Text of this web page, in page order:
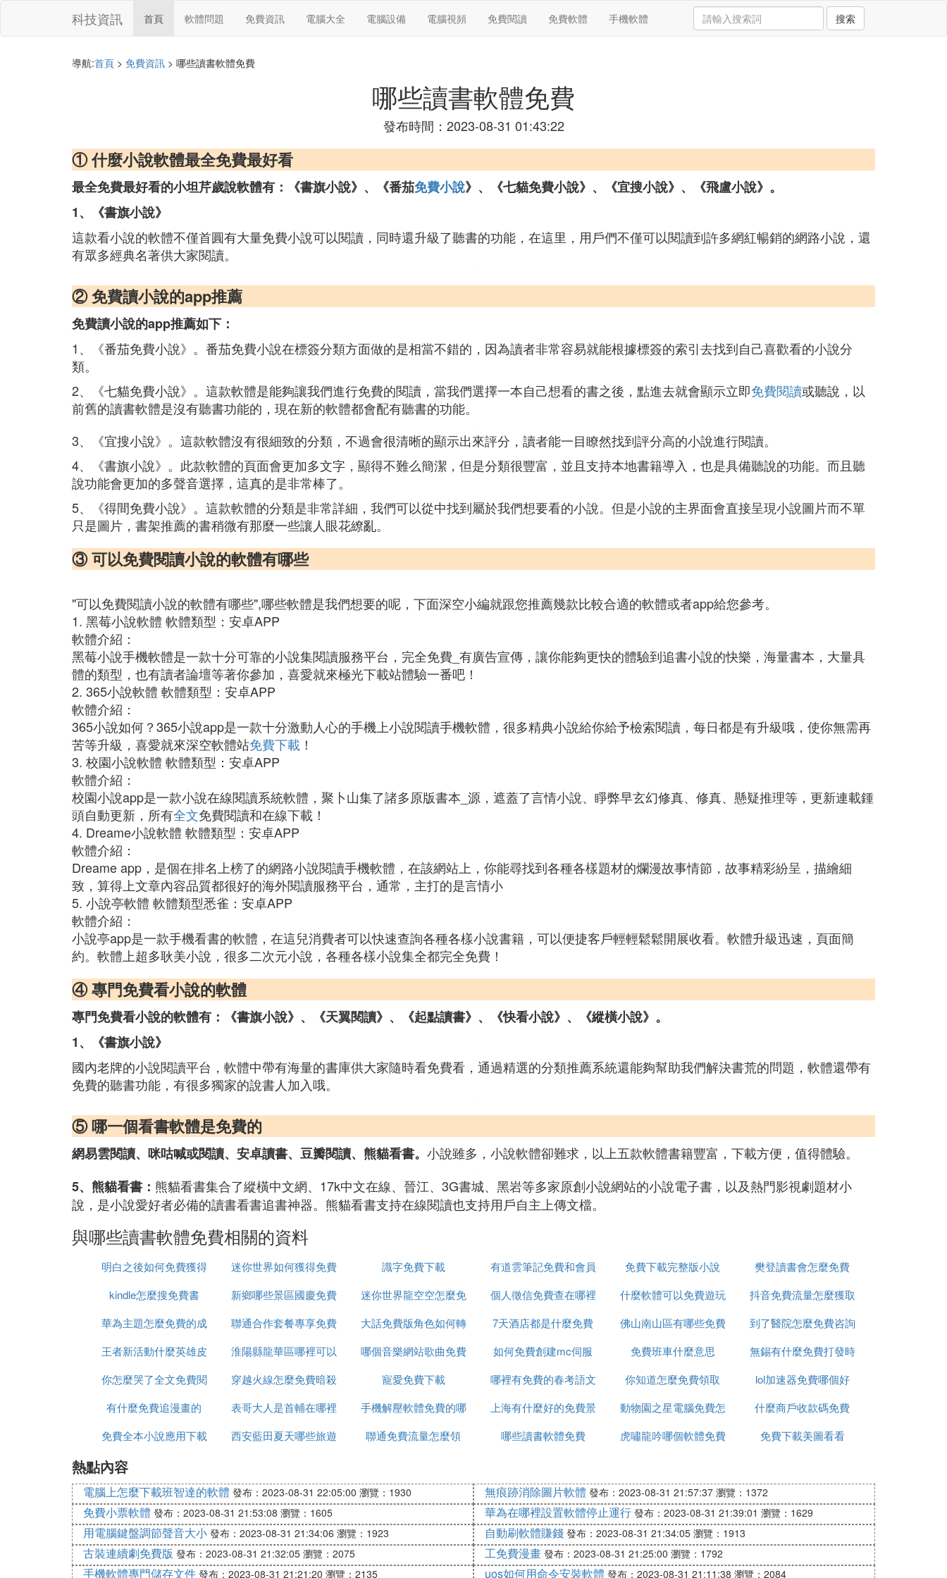
科技資訊 首頁 軟體問題 免費資訊 電腦大全 電腦設備 電腦視頻 免費閱讀 免費軟體 手機軟體 搜索
導航:首頁 > 免費資訊 > 哪些讀書軟體免費
哪些讀書軟體免費
發布時間：2023-08-31 01:43:22
① 什麼小說軟體最全免費最好看
最全免費最好看的小坦芹歲說軟體有：《書旗小說》、《番茄免費小說》、《七貓免費小說》、《宜搜小說》、《飛盧小說》。
1、《書旗小說》
這款看小說的軟體不僅首圓有大量免費小說可以閱讀，同時還升級了聽書的功能，在這里，用戶們不僅可以閱讀到許多網紅暢銷的網路小說，還
有眾多經典名著供大家閱讀。
② 免費讀小說的app推薦
免費讀小說的app推薦如下：
1、《番茄免費小說》。番茄免費小說在標簽分類方面做的是相當不錯的，因為讀者非常容易就能根據標簽的索引去找到自己喜歡看的小說分
類。
2、《七貓免費小說》。這款軟體是能夠讓我們進行免費的閱讀，當我們選擇一本自己想看的書之後，點進去就會顯示立即免費閱讀或聽說，以
前舊的讀書軟體是沒有聽書功能的，現在新的軟體都會配有聽書的功能。
3、《宜搜小說》。這款軟體沒有很細致的分類，不過會很清晰的顯示出來評分，讀者能一目瞭然找到評分高的小說進行閱讀。
4、《書旗小說》。此款軟體的頁面會更加多文字，顯得不難么簡潔，但是分類很豐富，並且支持本地書籍導入，也是具備聽說的功能。而且聽
說功能會更加的多聲音選擇，這真的是非常棒了。
5、《得間免費小說》。這款軟體的分類是非常詳細，我們可以從中找到屬於我們想要看的小說。但是小說的主界面會直接呈現小說圖片而不單
只是圖片，書架推薦的書稍微有那麼一些讓人眼花繚亂。
③ 可以免費閱讀小說的軟體有哪些
"可以免費閱讀小說的軟體有哪些",哪些軟體是我們想要的呢，下面深空小編就跟您推薦幾款比較合適的軟體或者app給您參考。
1. 黑莓小說軟體 軟體類型：安卓APP
軟體介紹：
黑莓小說手機軟體是一款十分可靠的小說集閱讀服務平台，完全免費_有廣告宣傳，讓你能夠更快的體驗到追書小說的快樂，海量書本，大量具
體的類型，也有讀者論壇等著你參加，喜愛就來極光下載站體驗一番吧！
2. 365小說軟體 軟體類型：安卓APP
軟體介紹：
365小說如何？365小說app是一款十分激動人心的手機上小說閱讀手機軟體，很多精典小說給你給予檢索閱讀，每日都是有升級哦，使你無需再
苦等升級，喜愛就來深空軟體站免費下載 ！
3. 校園小說軟體 軟體類型：安卓APP
軟體介紹：
校園小說app是一款小說在線閱讀系統軟體，聚卜山集了諸多原版書本_源，遮蓋了言情小說、睜弊早玄幻修真、修真、懸疑推理等，更新連載鍾
頭自動更新，所有全文免費閱讀和在線下載！
4. Dreame小說軟體 軟體類型：安卓APP
軟體介紹：
Dreame app，是個在排名上榜了的網路小說閱讀手機軟體，在該網站上，你能尋找到各種各樣題材的爛漫故事情節，故事精彩紛呈，描繪細
致，算得上文章內容品質都很好的海外閱讀服務平台，通常，主打的是言情小
5. 小說亭軟體 軟體類型悉雀：安卓APP
軟體介紹：
小說亭app是一款手機看書的軟體，在這兒消費者可以快速查詢各種各樣小說書籍，可以便捷客戶輕輕鬆鬆開展收看。軟體升級迅速，頁面簡
約。軟體上超多耿美小說，很多二次元小說，各種各樣小說集全都完全免費！
④ 專門免費看小說的軟體
專門免費看小說的軟體有：《書旗小說》、《天翼閱讀》、《起點讀書》、《快看小說》、《縱橫小說》。
1、《書旗小說》
國內老牌的小說閱讀平台，軟體中帶有海量的書庫供大家隨時看免費看，通過精選的分類推薦系統還能夠幫助我們解決書荒的問題，軟體還帶有
免費的聽書功能，有很多獨家的說書人加入哦。
⑤ 哪一個看書軟體是免費的
網易雲閱讀、咪咕喊或閱讀、安卓讀書、豆瓣閱讀、熊貓看書。 小說雖多，小說軟體卻難求，以上五款軟體書籍豐富，下載方便，值得體驗。
5、熊貓看書： 熊貓看書集合了縱橫中文網、17k中文在線、晉江、3G書城、黑岩等多家原創小說網站的小說電子書，以及熱門影視劇題材小
說，是小說愛好者必備的讀書看書追書神器。熊貓看書支持在線閱讀也支持用戶自主上傳文檔。
與哪些讀書軟體免費相關的資料
明白之後如何免費獲得
無人機
迷你世界如何獲得免費
新寵物
識字免費下載
有道雲筆記免費和會員
有什麼不同
免費下載完整版小說
樊登讀書會怎麼免費
kindle怎麼搜免費書
新鄉哪些景區國慶免費
迷你世界龍空空怎麼免
費得
個人徵信免費查在哪裡
查
什麼軟體可以免費遊玩
游戲
抖音免費流量怎麼獲取
華為主題怎麼免費的成
付費的啦
聯通合作套餐專享免費
流量是什麼
大話免費版角色如何轉
服
7天酒店都是什麼免費
佛山南山區有哪些免費
的景點
到了醫院怎麼免費咨詢
王者新活動什麼英雄皮
膚免費
淮陽縣龍華區哪裡可以
免費釣魚
哪個音樂網站歌曲免費
下載
如何免費創建mc伺服
器
免費班車什麼意思
無錫有什麼免費打發時
間的地方嗎
你怎麼哭了全文免費閱
讀
穿越火線怎麼免費暗殺
星
寵愛免費下載
哪裡有免費的春考語文
課程
你知道怎麼免費領取
lol加速器免費哪個好
有什麼免費追漫畫的
app
表哥大人是首輔在哪裡
能看免費的
手機解壓軟體免費的哪
個好
上海有什麼好的免費景
點
動物園之星電腦免費怎
麼安裝
什麼商戶收款碼免費
免費全本小說應用下載
西安藍田夏天哪些旅遊
聯通免費流量怎麼領 哪些讀書軟體免費
虎嘯龍吟哪個軟體免費
免費下載美圖看看
熱點內容
電腦上怎麼下載班智達的軟體 發布：2023-08-31 22:05:00 瀏覽：1930 無痕跡消除圖片軟體 發布：2023-08-31 21:57:37 瀏覽：1372
免費小票軟體 發布：2023-08-31 21:53:08 瀏覽：1605 華為在哪裡設置軟體停止運行 發布：2023-08-31 21:39:01 瀏覽：1629
用電腦鍵盤調節聲音大小 發布：2023-08-31 21:34:06 瀏覽：1923 自動刷軟體賺錢 發布：2023-08-31 21:34:05 瀏覽：1913
古裝連續劇免費版 發布：2023-08-31 21:32:05 瀏覽：2075 工免費漫畫 發布：2023-08-31 21:25:00 瀏覽：1792
手機軟體專門儲存文件 發布：2023-08-31 21:21:20 瀏覽：2135 uos如何用命令安裝軟體 發布：2023-08-31 21:11:38 瀏覽：2084